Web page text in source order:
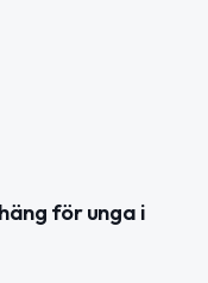
för unga i